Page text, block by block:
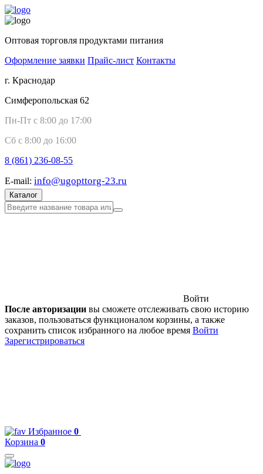
Оптовая торговля продуктами питания
Оформление заявки Прайс-лист Контакты
г. Краснодар
Симферопольская 62
Пн-Пт с 8:00 до 17:00
Сб с 8:00 до 16:00
8 (861) 236-08-55
E-mail: info@ugopttorg-23.ru
Каталог
Войти
После авторизации вы сможете отслеживать свою историю
заказов, пользоваться функционалом корзины, а также
сохранить список избранного на любое время Войти
Зарегистрироваться
Избранное 0
Корзина 0